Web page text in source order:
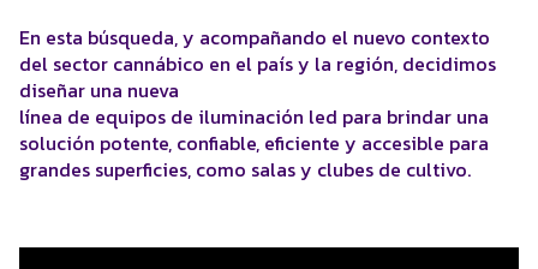
En esta búsqueda, y acompañando el nuevo contexto
del sector cannábico en el país y la región, decidimos
diseñar una nueva
línea de equipos de iluminación led para brindar una
solución potente, confiable, eficiente y accesible para
grandes superficies, como salas y clubes de cultivo.